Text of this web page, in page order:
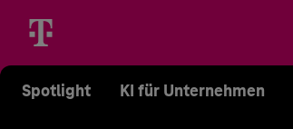
Spotlight KI für Unternehmen